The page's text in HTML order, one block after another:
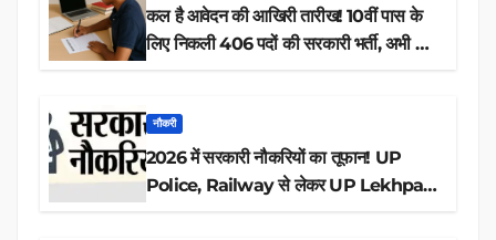
कल है आवेदन की आखिरी तारीख! 10वीं पास के
लिए निकली 406 पदों की सरकारी भर्ती, अभी करें
नौकरी
2026 में सरकारी नौकरियों का तूफान! UP
Police, Railway से लेकर UP Lekhpal